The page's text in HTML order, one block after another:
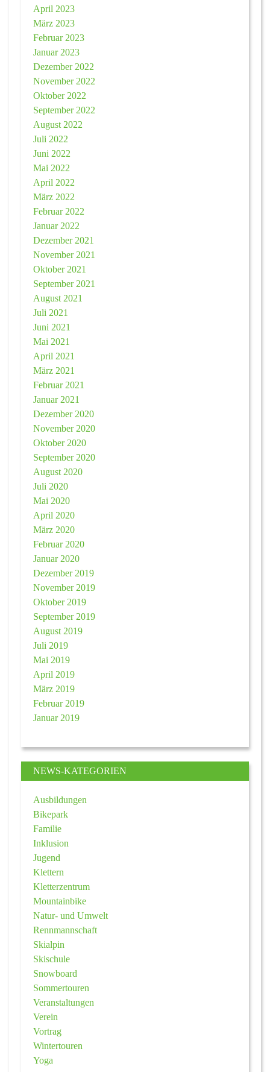
April 2023
März 2023
Februar 2023
Januar 2023
Dezember 2022
November 2022
Oktober 2022
September 2022
August 2022
Juli 2022
Juni 2022
Mai 2022
April 2022
März 2022
Februar 2022
Januar 2022
Dezember 2021
November 2021
Oktober 2021
September 2021
August 2021
Juli 2021
Juni 2021
Mai 2021
April 2021
März 2021
Februar 2021
Januar 2021
Dezember 2020
November 2020
Oktober 2020
September 2020
August 2020
Juli 2020
Mai 2020
April 2020
März 2020
Februar 2020
Januar 2020
Dezember 2019
November 2019
Oktober 2019
September 2019
August 2019
Juli 2019
Mai 2019
April 2019
März 2019
Februar 2019
Januar 2019
NEWS-KATEGORIEN
Ausbildungen
Bikepark
Familie
Inklusion
Jugend
Klettern
Kletterzentrum
Mountainbike
Natur- und Umwelt
Rennmannschaft
Skialpin
Skischule
Snowboard
Sommertouren
Veranstaltungen
Verein
Vortrag
Wintertouren
Yoga